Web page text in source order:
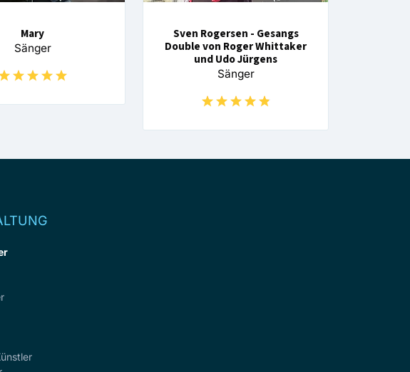
Mary
Sänger
Sven Rogersen - Gesangs
Double von Roger Whittaker
und Udo Jürgens
Sänger